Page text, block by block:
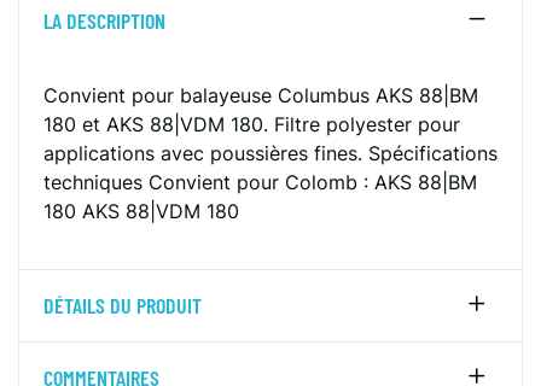
LA DESCRIPTION
Convient pour balayeuse Columbus AKS 88|BM
180 et AKS 88|VDM 180. Filtre polyester pour
applications avec poussières fines. Spécifications
techniques Convient pour Colomb : AKS 88|BM
180 AKS 88|VDM 180
DÉTAILS DU PRODUIT
COMMENTAIRES